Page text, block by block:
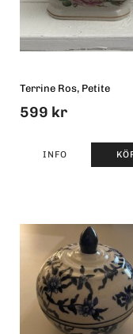
Terrine Ros, Petite
599 kr
INFO